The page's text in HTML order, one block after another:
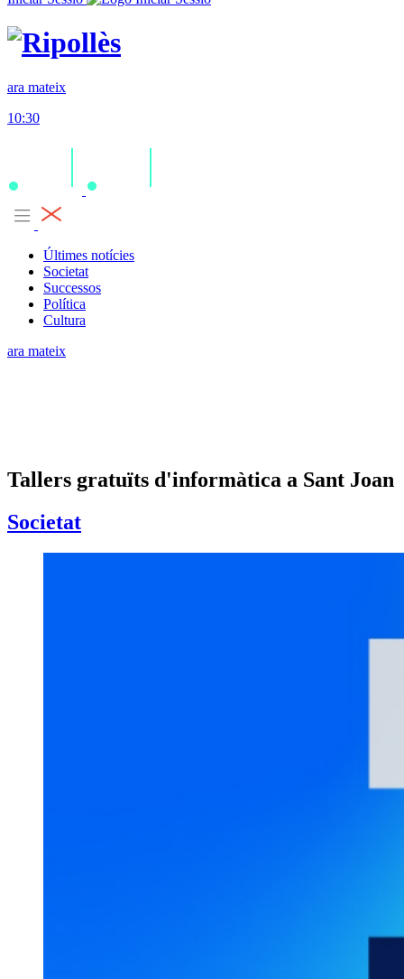
ara mateix
10:30
Últimes notícies
Societat
Successos
Política
Cultura
ara mateix
Tallers gratuïts d'informàtica a Sant Joan
Societat